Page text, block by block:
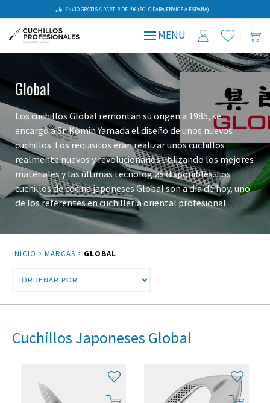
ENVÍO GRATIS A PARTIR DE 49€ (SOLO PARA ENVÍOS A ESPAÑA)
MENU
Global
Los cuchillos Global remontan su origen a 1985, se
encargó a Sr. Komin Yamada el diseño de unos nuevos
cuchillos. Los requisitos eran realizar unos cuchillos
realmente nuevos y revolucionarios utilizando los mejores
materiales y las últimas tecnologías disponibles. Los
cuchillos de cocina japoneses Global son a día de hoy, uno
de los referentes en cuchillería oriental profesional.
INICIO MARCAS GLOBAL
Cuchillos Japoneses Global